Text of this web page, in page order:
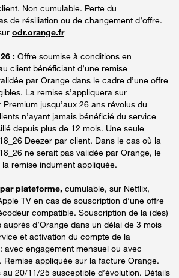
Non cumulable. Perte du
de résiliation ou de changement d’offre.
odr.orange.fr
: Offre soumise à conditions en
client bénéficiant d’une remise
par Orange dans le cadre d’une offre
La remise s’appliquera sur
Premium jusqu’aux 26 ans révolus du
n’ayant jamais bénéficié du service
depuis plus de 12 mois. Une seule
Deezer par client. Dans le cas où la
ne serait pas validée par Orange, le
remise indument appliquée.
plateforme, cumulable, sur Netflix,
TV en cas de souscription d’une offre
compatible. Souscription de la (des)
auprès d’Orange dans un délai de 3 mois
et activation du compte de la
avec engagement mensuel ou avec
Remise appliquée sur la facture Orange.
20/11/25 susceptible d’évolution. Détails